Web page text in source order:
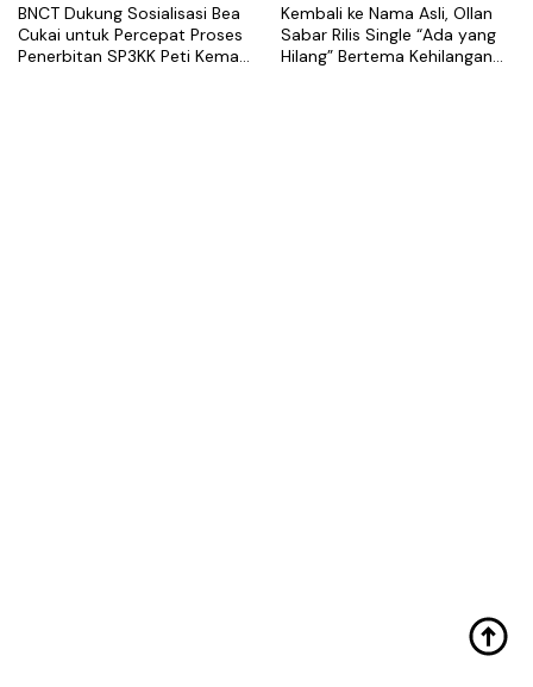
BNCT Dukung Sosialisasi Bea
Cukai untuk Percepat Proses
Penerbitan SP3KK Peti Kemas
Kembali ke Nama Asli, Ollan
Sabar Rilis Single “Ada yang
Hilang” Bertema Kehilangan